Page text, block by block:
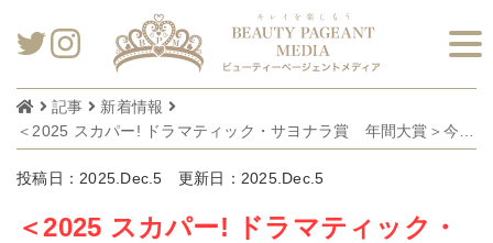
記事
新着情報
投稿日：2025.Dec.5 更新日：2025.Dec.5
＜2025 スカパー! ドラマティック・